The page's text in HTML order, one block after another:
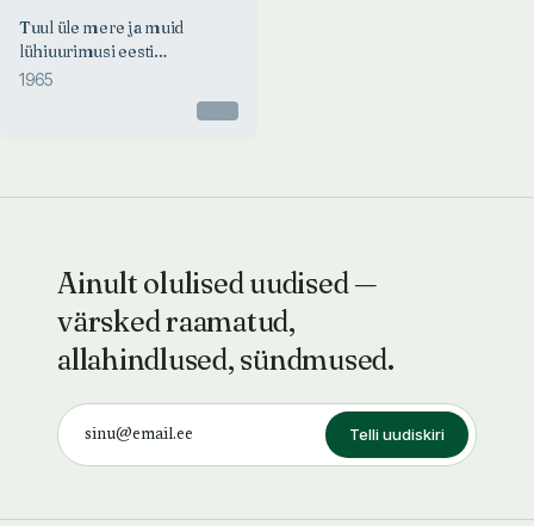
TUUL ÜLE MERE JA MUID
LÜHIUURIMUSI EESTI
Tuul üle mere ja muid
lühiuurimusi eesti
kirjandusest
1965
Ainult olulised uudised —
värsked raamatud,
allahindlused, sündmused.
Telli uudiskiri